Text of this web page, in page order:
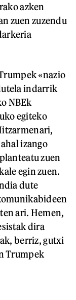
azken
zuen zuzendu
«nazio
indarrik
NBEk
egiteko
izango
zuen
egin zuen.
dute
ari. Hemen,
dira
berriz, gutxi
Trumpek